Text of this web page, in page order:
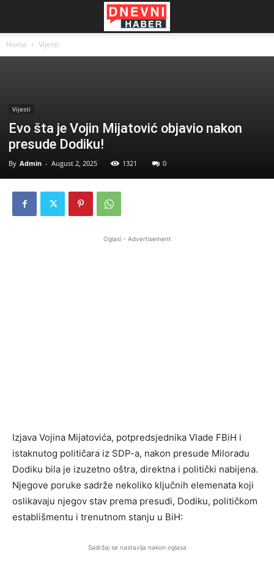
Home Vijesti
Vijesti
Evo šta je Vojin Mijatović objavio nakon
presude Dodiku!
By Admin - August 2, 2025 1321 0
Oglasi - Advertisement
Izjava Vojina Mijatovića, potpredsjednika Vlade FBiH i
istaknutog političara iz SDP-a, nakon presude Miloradu
Dodiku bila je izuzetno oštra, direktna i politički nabijena.
Njegove poruke sadrže nekoliko ključnih elemenata koji
oslikavaju njegov stav prema presudi, Dodiku, političkom
establišmentu i trenutnom stanju u BiH:
Sadržaj se nastavlja nakon oglasa